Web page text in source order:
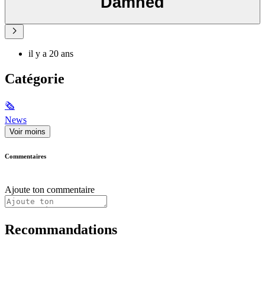
il y a 20 ans
Catégorie
🗞
News
Voir moins
Commentaires
Ajoute ton commentaire
Recommandations